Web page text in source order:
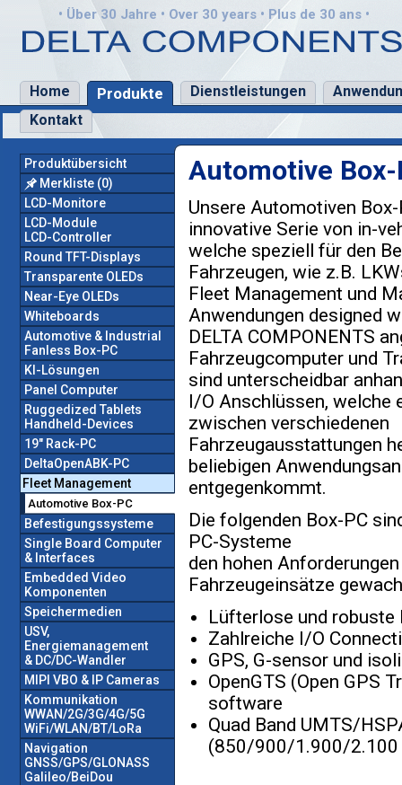
• Über 30 Jahre • Over 30 years • Plus de 30 ans •
Home Produkte Dienstleistungen
Kontakt
Produktübersicht
Merkliste (0)
LCD-Monitore
LCD-Module
LCD-Controller
Round TFT-Displays
Transparente OLEDs
Near-Eye OLEDs
Whiteboards
Automotive & Industrial
Fanless Box-PC
KI-Lösungen
Panel Computer
Ruggedized Tablets
Handheld-Devices
19" Rack-PC
DeltaOpenABK-PC
Fleet Management
Automotive Box-PC
Befestigungssysteme
Single Board Computer
& Interfaces
Embedded Video
Komponenten
Speichermedien
USV,
Energiemanagement
& DC/DC-Wandler
MIPI VBO & IP Cameras
Kommunikation
WWAN/2G/3G/4G/5G
WiFi/WLAN/BT/LoRa
Navigation
GNSS/GPS/GLONASS
Galileo/BeiDou
Automotive Box-
Unsere Automotiven Box-
innovative Serie von in-
welche speziell für den
Fahrzeugen, wie z.B.
Fleet Management und
Anwendungen designed
DELTA COMPONENTS
Fahrzeugcomputer und
sind unterscheidbar
I/O Anschlüssen, welche
zwischen verschiedenen
Fahrzeugausstattungen
beliebigen
entgegenkommt.
Die folgenden Box-PC
PC-Systeme
den hohen
Fahrzeugeinsätze
Lüfterlose und robuste
Zahlreiche I/O
GPS, G-sensor und
OpenGTS (Open GPS
software
Quad Band UMTS/
(850/900/1.900/2.100